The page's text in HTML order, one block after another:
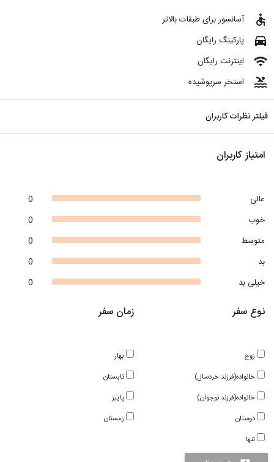
accessible آسانسور برای طبقات بالاتر
directions_car پارکینگ رایگان
wifi اینترنت رایگان
pool استخر سرپوشیده
فیلتر نظرات کاربران
امتیاز کاربران
0
عالی
0
خوب
0
متوسط
0
بد
0
خیلی بد
زمان سفر
بهار
تابستان
پاییز
زمستان
نوع سفر
زوج
خانواده(فرزند خردسال)
خانواده(فرزند نوجوان)
دوستان
تنها